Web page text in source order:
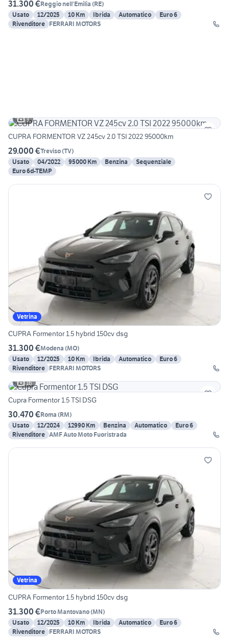
31.300 €Reggio nell'Emilia (RE)
Usato
12/2025 10 Km Ibrida Automatico
Euro 6
Rivenditore FERRARI MOTORS
3
CUPRA FORMENTOR VZ 245cv 2.0 TSI 2022 95000km
29.000 €Treviso(TV)
Usato
04/2022 95000 Km Benzina
Sequenziale
Euro 6d-TEMP
Vetrina
CUPRA Formentor 1.5 hybrid 150cv dsg
31.300 €Modena (MO)
Usato
12/2025 10 Km Ibrida Automatico
Euro 6
Rivenditore FERRARI MOTORS
16
Cupra Formentor 1.5 TSI DSG
30.470 €Roma (RM)
Usato
12/2024 12990 Km Benzina Automatico
Euro 6
Rivenditore AMF Auto Moto Fuoristrada
Vetrina
CUPRA Formentor 1.5 hybrid 150cv dsg
31.300 €Porto Mantovano(MN)
Usato
12/2025 10 Km Ibrida Automatico
Euro 6
Rivenditore FERRARI MOTORS